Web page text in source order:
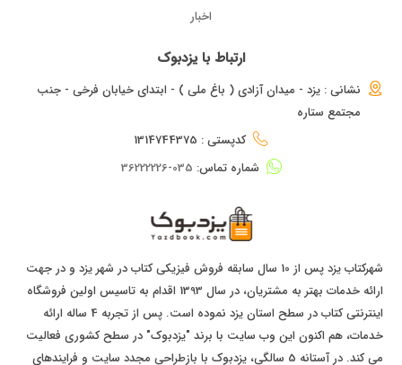
اخبار
ارتباط با یزدبوک
نشانی : یزد - میدان آزادی ( باغ ملی ) - ابتدای خیابان فرخی - جنب
مجتمع ستاره
کدپستی : 1314744375
شماره تماس: 035-36222226
شهرکتاب یزد پس از 10 سال سابقه فروش فیزیکی کتاب در شهر یزد و در جهت
ارائه خدمات بهتر به مشتریان، در سال 1393 اقدام به تاسیس اولین فروشگاه
اینترنتی کتاب در سطح استان یزد نموده است. پس از تجربه 4 ساله ارائه
خدمات، هم اکنون این وب سایت با برند "یزدبوک" در سطح کشوری فعالیت
می کند. در آستانه 5 سالگی، یزدبوک با بازطراحی مجدد سایت و فرایندهای